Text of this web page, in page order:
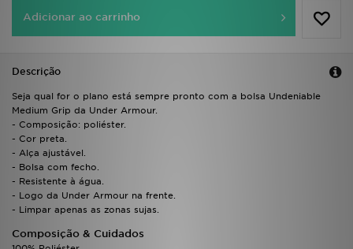
Adicionar ao carrinho
Descrição
Seja qual for o plano está sempre pronto com a bolsa Undeniable
Medium Grip da Under Armour.
- Composição: poliéster.
- Cor preta.
- Alça ajustável.
- Bolsa com fecho.
- Resistente à água.
- Logo da Under Armour na frente.
- Limpar apenas as zonas sujas.
Composição & Cuidados